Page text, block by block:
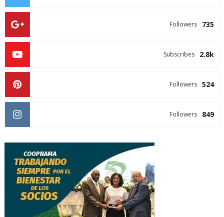
735
Followers
2.8k
Subscribes
524
Followers
849
Followers